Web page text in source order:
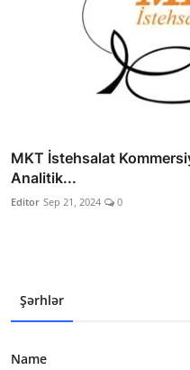
MKT İstehsalat
Analitik...
Editor Sep 21, 2024 0
Şərhlər
Name